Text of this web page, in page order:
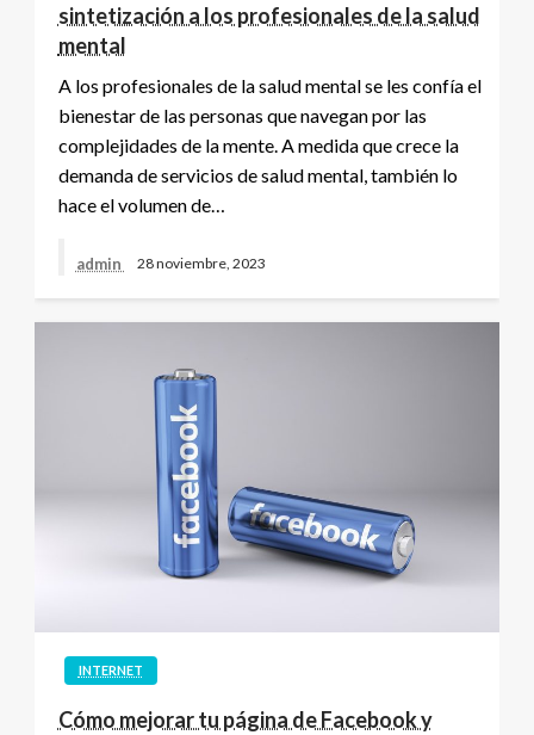
sintetización a los profesionales de la salud
mental
A los profesionales de la salud mental se les confía el
bienestar de las personas que navegan por las
complejidades de la mente. A medida que crece la
demanda de servicios de salud mental, también lo
hace el volumen de…
admin 28 noviembre, 2023
INTERNET
Cómo mejorar tu página de Facebook y